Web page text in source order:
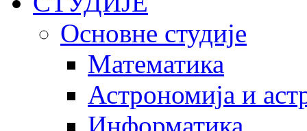
Основне студије
Математика
Астрономија и